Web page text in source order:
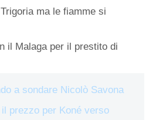
ma le fiamme si
il Malaga per il prestito di
a sondare Nicolò Savona
prezzo per Koné verso